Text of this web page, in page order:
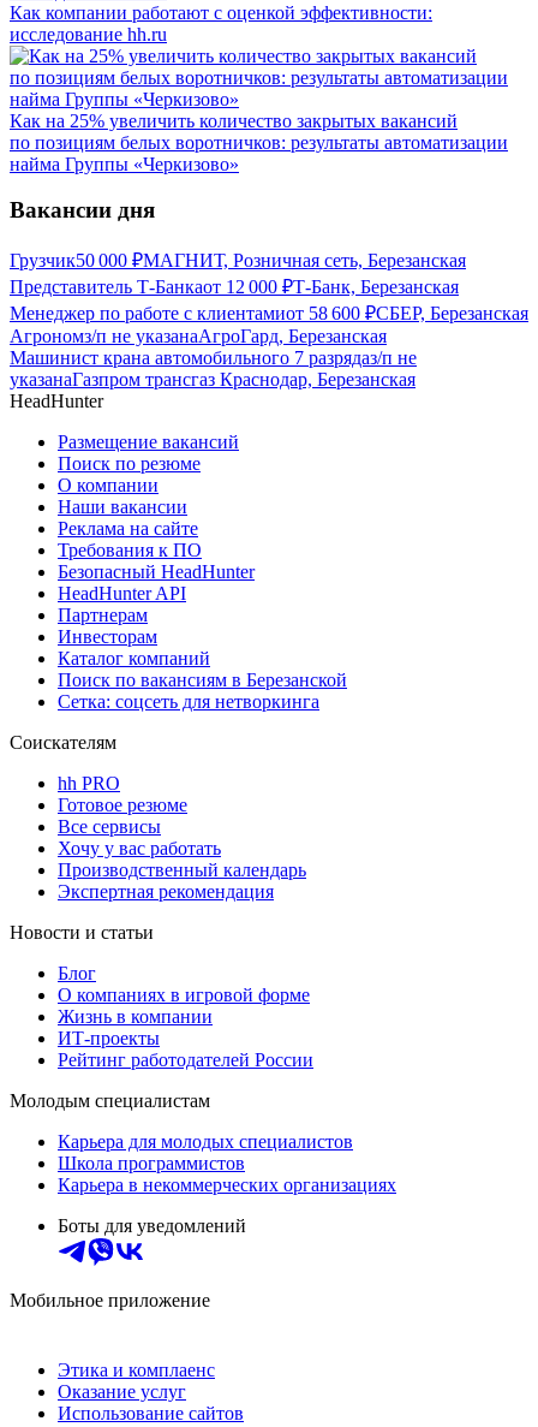
Как компании работают с оценкой эффективности:
исследование hh.ru
Как на 25% увеличить количество закрытых вакансий
по позициям белых воротничков: результаты автоматизации
найма Группы «Черкизово»
Вакансии дня
Грузчик50 000 ₽МАГНИТ, Розничная сеть, Березанская
Представитель Т-Банкаот 12 000 ₽Т-Банк, Березанская
Менеджер по работе с клиентамиот 58 600 ₽СБЕР, Березанская
Агрономз/п не указанаАгроГард, Березанская
Машинист крана автомобильного 7 разрядаз/п не
указанаГазпром трансгаз Краснодар, Березанская
HeadHunter
Размещение вакансий
Поиск по резюме
О компании
Наши вакансии
Реклама на сайте
Требования к ПО
Безопасный HeadHunter
HeadHunter API
Партнерам
Инвесторам
Каталог компаний
Поиск по вакансиям в Березанской
Сетка: соцсеть для нетворкинга
Соискателям
hh PRO
Готовое резюме
Все сервисы
Хочу у вас работать
Производственный календарь
Экспертная рекомендация
Новости и статьи
Блог
О компаниях в игровой форме
Жизнь в компании
ИТ-проекты
Рейтинг работодателей России
Молодым специалистам
Карьера для молодых специалистов
Школа программистов
Карьера в некоммерческих организациях
Боты для уведомлений
Мобильное приложение
Этика и комплаенс
Оказание услуг
Использование сайтов